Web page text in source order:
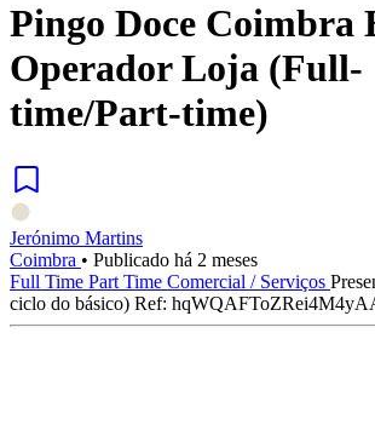
Pingo Doce Coimbra
Operador Loja (Full-
time/Part-time)
Jerónimo Martins
Coimbra • Publicado há 2 meses
Full Time Part Time Comercial / Serviços
ciclo do básico) Ref: